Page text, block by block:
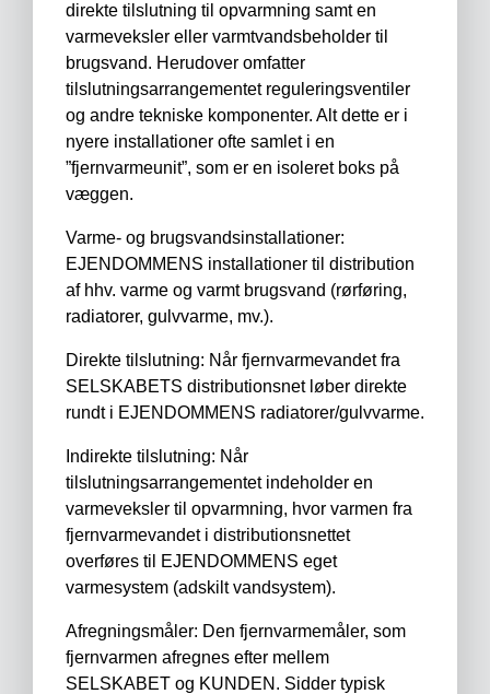
direkte tilslutning til opvarmning samt en
varmeveksler eller varmtvandsbeholder til
brugsvand. Herudover omfatter
tilslutningsarrangementet reguleringsventiler
og andre tekniske komponenter. Alt dette er i
nyere installationer ofte samlet i en
”fjernvarmeunit”, som er en isoleret boks på
væggen.
Varme- og brugsvandsinstallationer:
EJENDOMMENS installationer til distribution
af hhv. varme og varmt brugsvand (rørføring,
radiatorer, gulvvarme, mv.).
Direkte tilslutning: Når fjernvarmevandet fra
SELSKABETS distributionsnet løber direkte
rundt i EJENDOMMENS radiatorer/gulvvarme.
Indirekte tilslutning: Når
tilslutningsarrangementet indeholder en
varmeveksler til opvarmning, hvor varmen fra
fjernvarmevandet i distributionsnettet
overføres til EJENDOMMENS eget
varmesystem (adskilt vandsystem).
Afregningsmåler: Den fjernvarmemåler, som
fjernvarmen afregnes efter mellem
SELSKABET og KUNDEN. Sidder typisk